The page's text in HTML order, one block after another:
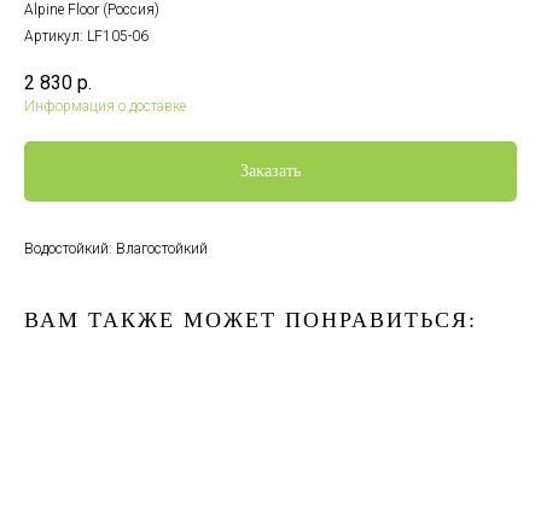
Alpine Floor (Россия)
Артикул: LF105-06
2 830 р.
Информация о доставке
Заказать
Водостойкий: Влагостойкий
ВАМ ТАКЖЕ МОЖЕТ ПОНРАВИТЬСЯ: